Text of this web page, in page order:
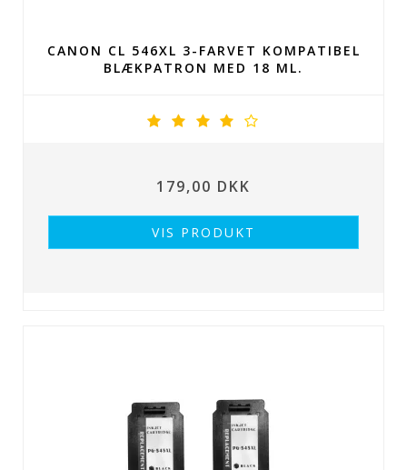
CANON CL 546XL 3-FARVET KOMPATIBEL
BLÆKPATRON MED 18 ML.
179,00 DKK
VIS PRODUKT